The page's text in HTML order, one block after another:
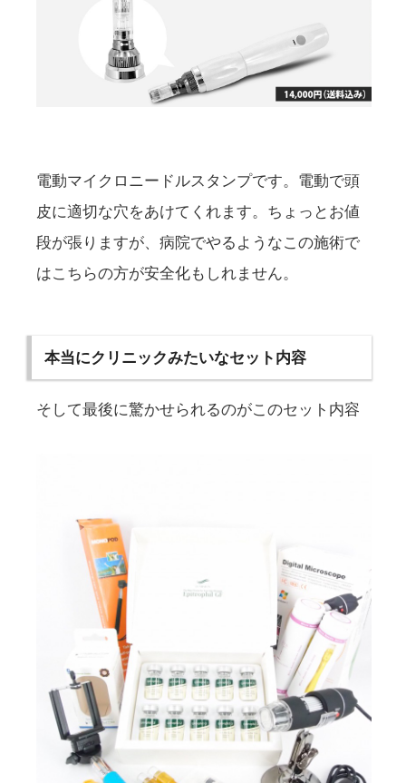
電動マイクロニードルスタンプです。電動で頭
皮に適切な穴をあけてくれます。ちょっとお値
段が張りますが、病院でやるようなこの施術で
はこちらの方が安全化もしれません。
本当にクリニックみたいなセット内容
そして最後に驚かせられるのがこのセット内容